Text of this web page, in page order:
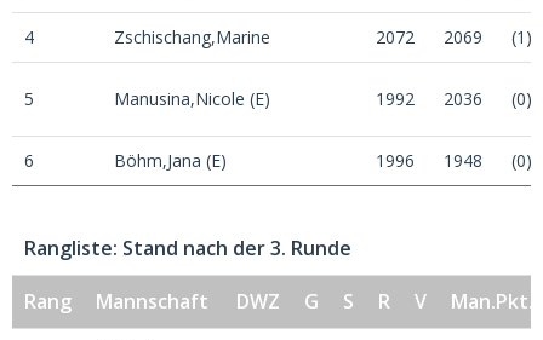
4 Zschischang,Marine 2072 2069 (1)
5 Manusina,Nicole (E) 1992 2036 (0)
6 Böhm,Jana (E) 1996 1948 (0)
Rangliste: Stand nach der 3. Runde
Rang
Mannschaft DWZ G S R V Man.Pkt.